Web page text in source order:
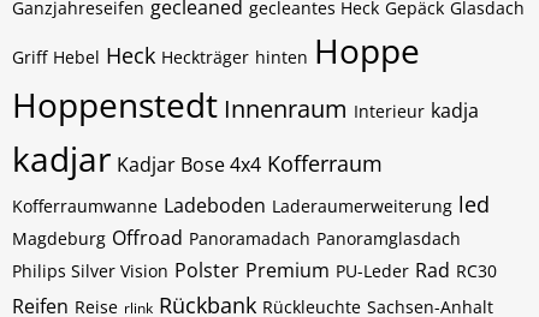
Ganzjahreseifen gecleaned gecleantes Heck Gepäck Glasdach
Griff Hebel Heck Heckträger hinten Hoppe
Hoppenstedt Innenraum Interieur kadja
kadjar Kadjar Bose 4x4 Kofferraum
Kofferraumwanne Ladeboden Laderaumerweiterung led
Magdeburg Offroad Panoramadach Panoramglasdach
Philips Silver Vision Polster Premium PU-Leder Rad RC30
Reifen Reise rlink Rückbank Rückleuchte Sachsen-Anhalt